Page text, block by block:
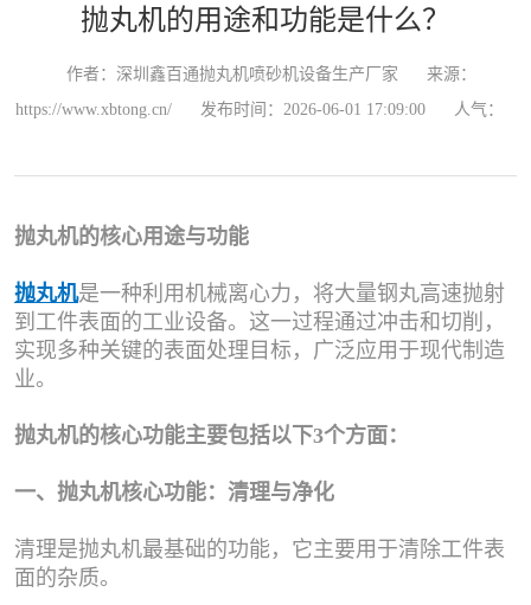
抛丸机的用途和功能是什么？
作者：深圳鑫百通抛丸机喷砂机设备生产厂家
来源：
https://www.xbtong.cn/
发布时间：2026-06-01 17:09:00 人气：
抛丸机的核心用途与功能
抛丸机是一种利用机械离心力，将大量钢丸高速抛射
到工件表面的工业设备。这一过程通过冲击和切削，
实现多种关键的表面处理目标，广泛应用于现代制造
业。
抛丸机的核心功能主要包括以下3个方面：
一、抛丸机核心功能：清理与净化
清理是抛丸机最基础的功能，它主要用于清除工件表
面的杂质。